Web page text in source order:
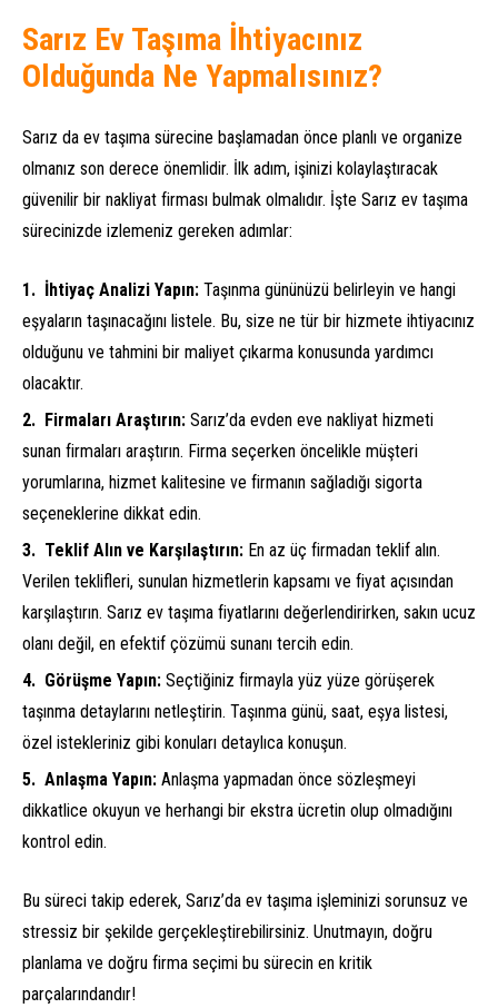
Sarız Ev Taşıma İhtiyacınız
Olduğunda Ne Yapmalısınız?
Sarız da ev taşıma sürecine başlamadan önce planlı ve organize
olmanız son derece önemlidir. İlk adım, işinizi kolaylaştıracak
güvenilir bir nakliyat firması bulmak olmalıdır. İşte Sarız ev taşıma
sürecinizde izlemeniz gereken adımlar:
İhtiyaç Analizi Yapın: Taşınma gününüzü belirleyin ve hangi
eşyaların taşınacağını listele. Bu, size ne tür bir hizmete ihtiyacınız
olduğunu ve tahmini bir maliyet çıkarma konusunda yardımcı
olacaktır.
Firmaları Araştırın: Sarız’da evden eve nakliyat hizmeti
sunan firmaları araştırın. Firma seçerken öncelikle müşteri
yorumlarına, hizmet kalitesine ve firmanın sağladığı sigorta
seçeneklerine dikkat edin.
Teklif Alın ve Karşılaştırın: En az üç firmadan teklif alın.
Verilen teklifleri, sunulan hizmetlerin kapsamı ve fiyat açısından
karşılaştırın. Sarız ev taşıma fiyatlarını değerlendirirken, sakın ucuz
olanı değil, en efektif çözümü sunanı tercih edin.
Görüşme Yapın: Seçtiğiniz firmayla yüz yüze görüşerek
taşınma detaylarını netleştirin. Taşınma günü, saat, eşya listesi,
özel istekleriniz gibi konuları detaylıca konuşun.
Anlaşma Yapın: Anlaşma yapmadan önce sözleşmeyi
dikkatlice okuyun ve herhangi bir ekstra ücretin olup olmadığını
kontrol edin.
Bu süreci takip ederek, Sarız’da ev taşıma işleminizi sorunsuz ve
stressiz bir şekilde gerçekleştirebilirsiniz. Unutmayın, doğru
planlama ve doğru firma seçimi bu sürecin en kritik
parçalarındandır!